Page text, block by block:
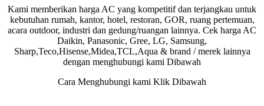
Kami memberikan harga AC yang kompetitif dan terjangkau untuk
kebutuhan rumah, kantor, hotel, restoran, GOR, ruang pertemuan,
acara outdoor, industri dan gedung/ruangan lainnya. Cek harga AC
Daikin, Panasonic, Gree, LG, Samsung,
Sharp,Teco,Hisense,Midea,TCL,Aqua & brand / merek lainnya
dengan menghubungi kami Dibawah
Cara Menghubungi kami Klik Dibawah